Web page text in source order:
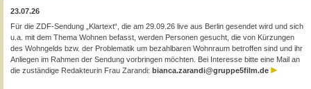
23.07.26
Für die ZDF-Sendung „Klartext“, die am 29.09.26 live aus Berlin gesendet wird und sich
u.a. mit dem Thema Wohnen befasst, werden Personen gesucht, die von Kürzungen
des Wohngelds bzw. der Problematik um bezahlbaren Wohnraum betroffen sind und ihr
Anliegen im Rahmen der Sendung vorbringen möchten. Bei Interesse bitte eine Mail an
die zuständige Redakteurin Frau Zarandi: bianca.zarandi@gruppe5film.de